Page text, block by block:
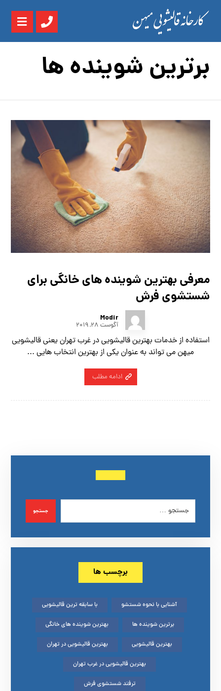
برترین شوینده ها
معرفی بهترین شوینده های خانگی برای
شستشوی فرش
Modir
آگوست ۲۸, ۲۰۱۹
استفاده از خدمات بهترین قالیشویی در غرب تهران یعنی قالیشویی
میهن می تواند به عنوان یکی از بهترین انتخاب هایی ...
ادامه مطلب
جستجو
برچسب ها
آشنایی با نحوه شستشو با سابقه ترین قالیشویی
برترین شوینده ها بهترین شوینده های خانگی
بهترین قالیشویی بهترین قالیشویی در تهران
بهترین قالیشویی در غرب تهران
ترفند شستشوی فرش